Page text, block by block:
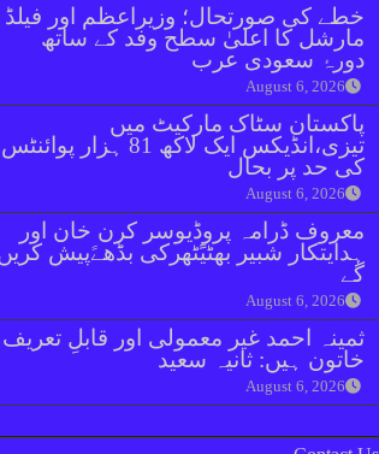
خطے کی صورتحال؛ وزیراعظم اور فیلڈ
مارشل کا اعلیٰ سطح وفد کے ساتھ
دورۂ سعودی عرب
August 6, 2026
پاکستان سٹاک مارکیٹ میں
تیزی،انڈیکس ایک لاکھ 81 ہزار پوائنٹس
کی حد پر بحال
August 6, 2026
معروف ڈرامہ پروڈیوسر کرن خان اور
ہدایتکار شبیر بھٹیًٹھرکی بڈھےًپیش
گے
August 6, 2026
ثمینہ احمد غیر معمولی اور قابلِ تعریف
خاتون ہیں: ثانیہ سعید
August 6, 2026